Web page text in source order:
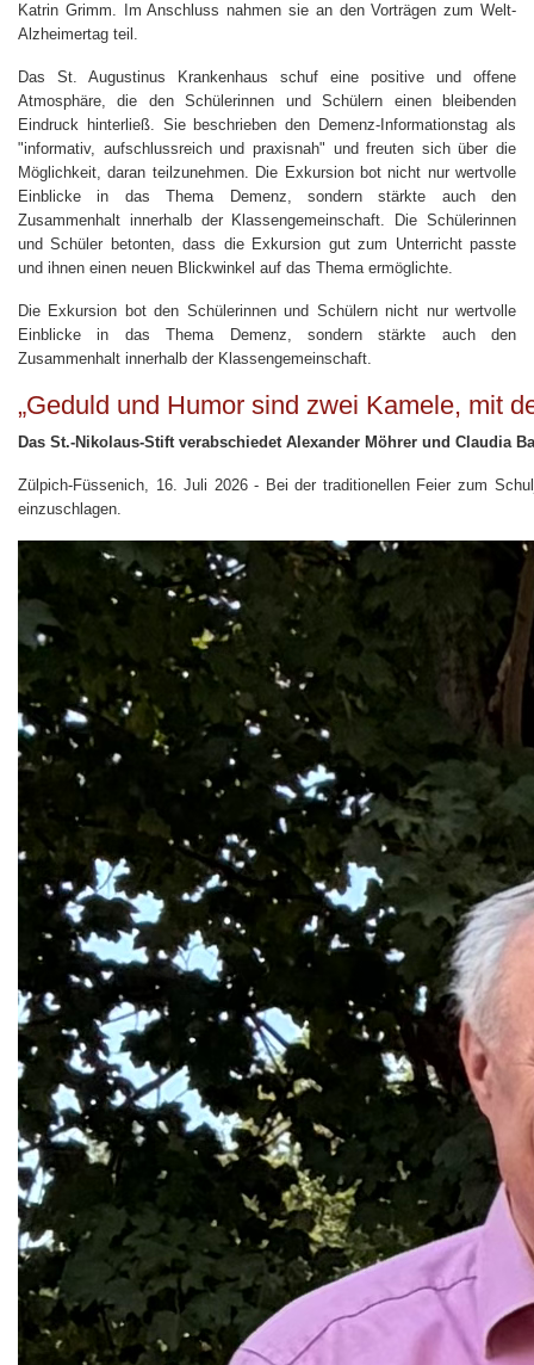
Katrin Grimm. Im Anschluss nahmen sie an den Vorträgen zum Welt-
Alzheimertag teil.
Das St. Augustinus Krankenhaus schuf eine positive und offene
Atmosphäre, die den Schülerinnen und Schülern einen bleibenden
Eindruck hinterließ. Sie beschrieben den Demenz-Informationstag als
"informativ, aufschlussreich und praxisnah" und freuten sich über die
Möglichkeit, daran teilzunehmen. Die Exkursion bot nicht nur wertvolle
Einblicke in das Thema Demenz, sondern stärkte auch den
Zusammenhalt innerhalb der Klassengemeinschaft. Die Schülerinnen
und Schüler betonten, dass die Exkursion gut zum Unterricht passte
und ihnen einen neuen Blickwinkel auf das Thema ermöglichte.
Die Exkursion bot den Schülerinnen und Schülern nicht nur wertvolle
Einblicke in das Thema Demenz, sondern stärkte auch den
Zusammenhalt innerhalb der Klassengemeinschaft.
„Geduld und Humor sind zwei Kamele, mit
Das St.-Nikolaus-Stift verabschiedet Alexander Möhrer und Claudia
Zülpich-Füssenich, 16. Juli 2026 - Bei der traditionellen Feier zum
einzuschlagen.